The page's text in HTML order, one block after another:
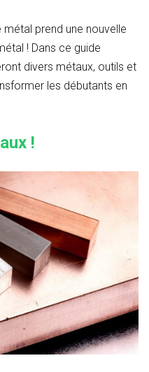
prend une nouvelle
! Dans ce guide
divers métaux, outils et
les débutants en
!